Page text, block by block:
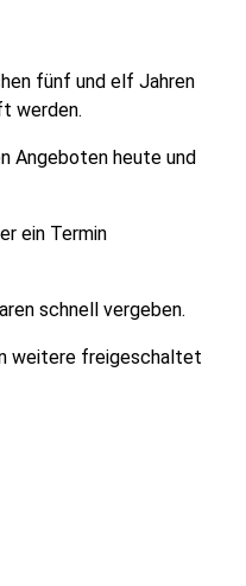
fünf und elf Jahren
werden.
Angeboten heute und
ein Termin
schnell vergeben.
weitere freigeschaltet